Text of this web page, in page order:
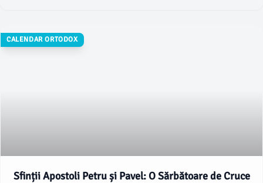
CALENDAR ORTODOX
Sfinții Apostoli Petru și Pavel: O Sărbătoare de Cruce